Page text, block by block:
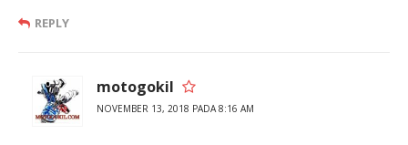
REPLY
motogokil
NOVEMBER 13, 2018 PADA 8:16 AM